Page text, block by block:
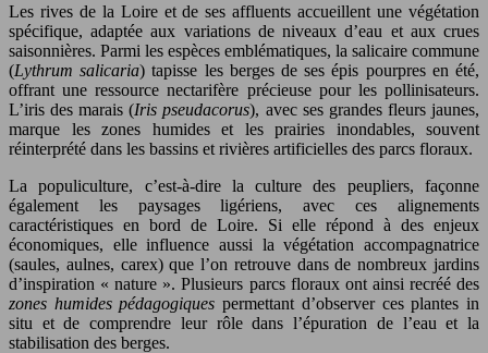
Les rives de la Loire et de ses affluents accueillent une végétation
spécifique, adaptée aux variations de niveaux d’eau et aux crues
saisonnières. Parmi les espèces emblématiques, la salicaire commune
(Lythrum salicaria) tapisse les berges de ses épis pourpres en été,
offrant une ressource nectarifère précieuse pour les pollinisateurs.
L’iris des marais (Iris pseudacorus), avec ses grandes fleurs jaunes,
marque les zones humides et les prairies inondables, souvent
réinterprété dans les bassins et rivières artificielles des parcs floraux.
La populiculture, c’est-à-dire la culture des peupliers, façonne
également les paysages ligériens, avec ces alignements
caractéristiques en bord de Loire. Si elle répond à des enjeux
économiques, elle influence aussi la végétation accompagnatrice
(saules, aulnes, carex) que l’on retrouve dans de nombreux jardins
d’inspiration « nature ». Plusieurs parcs floraux ont ainsi recréé des
zones humides pédagogiques permettant d’observer ces plantes in
situ et de comprendre leur rôle dans l’épuration de l’eau et la
stabilisation des berges.